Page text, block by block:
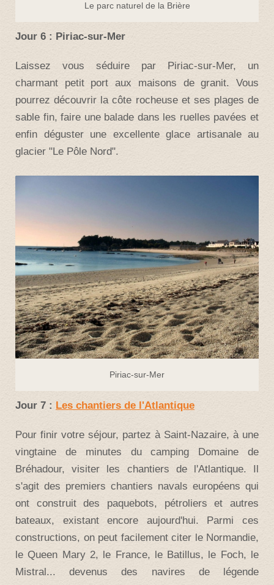
Le parc naturel de la Brière
Jour 6 : Piriac-sur-Mer
Laissez vous séduire par Piriac-sur-Mer, un
charmant petit port aux maisons de granit. Vous
pourrez découvrir la côte rocheuse et ses plages de
sable fin, faire une balade dans les ruelles pavées et
enfin déguster une excellente glace artisanale au
glacier "Le Pôle Nord".
Piriac-sur-Mer
Jour 7 : Les chantiers de l'Atlantique
Pour finir votre séjour, partez à Saint-Nazaire, à une
vingtaine de minutes du camping Domaine de
Bréhadour, visiter les chantiers de l'Atlantique. Il
s'agit des premiers chantiers navals européens qui
ont construit des paquebots, pétroliers et autres
bateaux, existant encore aujourd'hui. Parmi ces
constructions, on peut facilement citer le Normandie,
le Queen Mary 2, le France, le Batillus, le Foch, le
Mistral... devenus des navires de légende